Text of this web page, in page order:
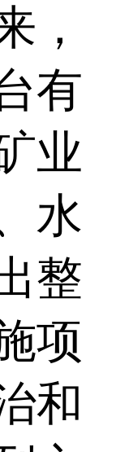
有
业
水
整
项
和